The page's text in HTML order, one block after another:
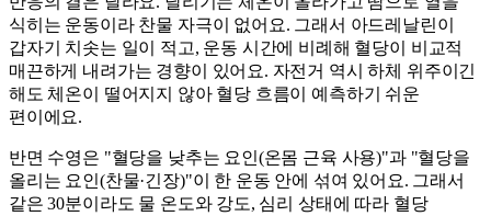
식히는 운동이라 찬물 자극이 없어요. 그래서 아드레날린이
갑자기 치솟는 일이 적고, 운동 시간에 비례해 혈당이 비교적
매끈하게 내려가는 경향이 있어요. 자전거 역시 하체 위주이긴
해도 체온이 떨어지지 않아 혈당 흐름이 예측하기 쉬운
편이에요.
반면 수영은 "혈당을 낮추는 요인(온몸 근육 사용)"과 "혈당을
올리는 요인(찬물·긴장)"이 한 운동 안에 섞여 있어요. 그래서
같은 30분이라도 물 온도와 강도, 심리 상태에 따라 혈당